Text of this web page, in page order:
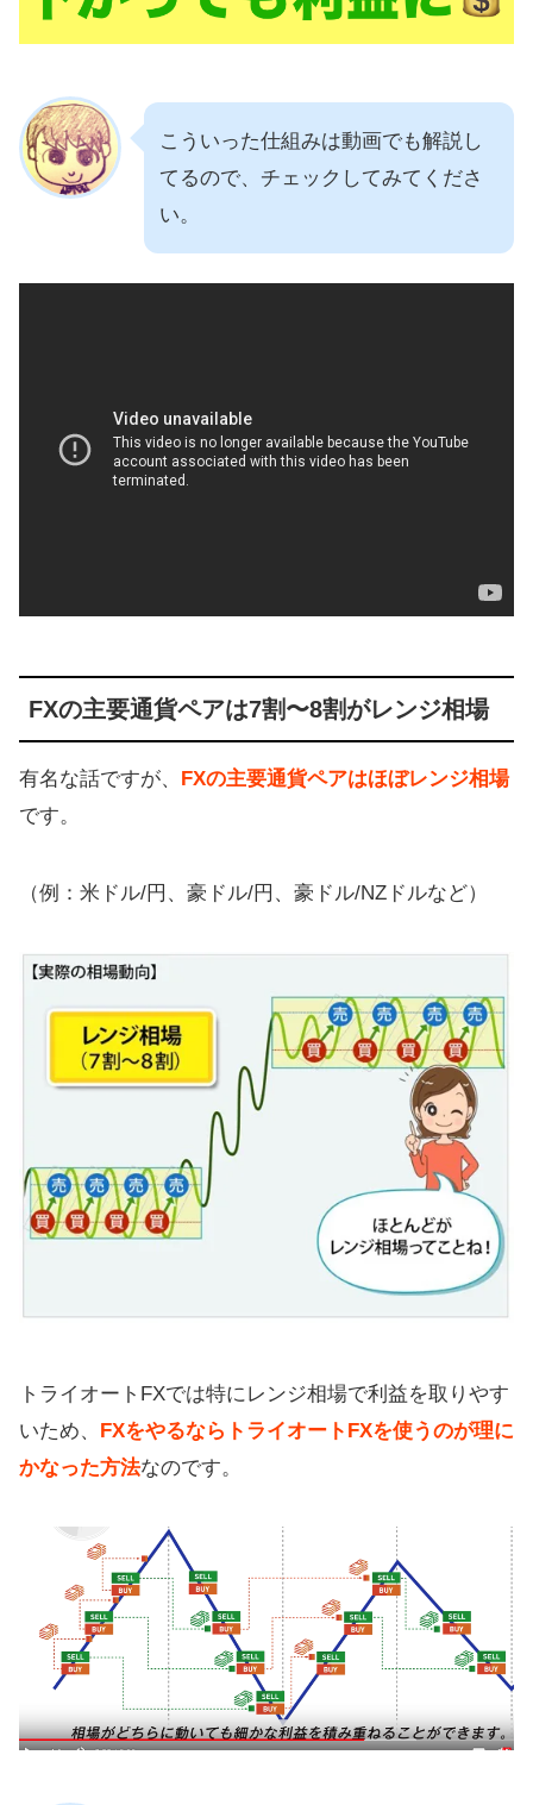
こういった仕組みは動画でも解説し
てるので、チェックしてみてくださ
い。
FXの主要通貨ペアは7割〜8割がレンジ相場
有名な話ですが、 FXの主要通貨ペアはほぼレンジ相場
です。
（例：米ドル/円、豪ドル/円、豪ドル/NZドルなど）
トライオートFXでは特にレンジ相場で利益を取りやす
いため、 FXをやるならトライオートFXを使うのが理に
かなった方法なのです。